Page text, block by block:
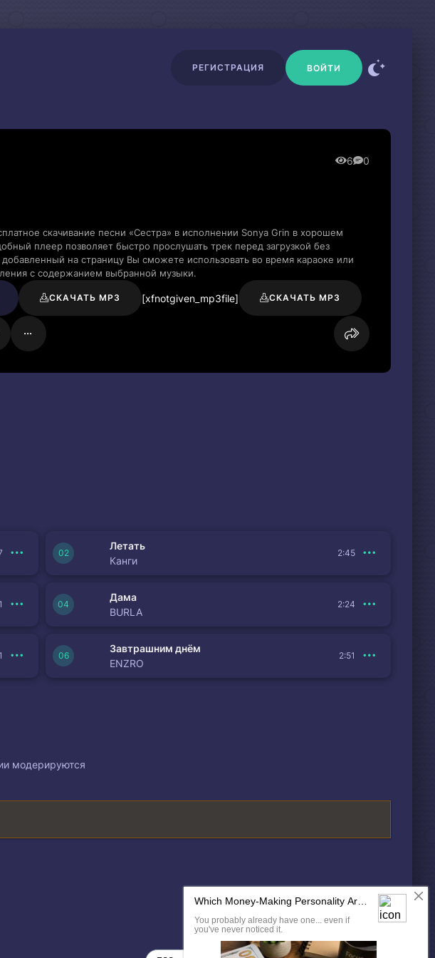
РЕГИСТРАЦИЯ ВОЙТИ
6 0
скачивание песни «Сестра» в исполнении Sonya Grin в хорошем
плеер позволяет быстро прослушать трек перед загрузкой без
добавленный на страницу Вы сможете использовать во время караоке или
с содержанием выбранной музыки.
СКАЧАТЬ MP3 [xfnotgiven_mp3file] СКАЧАТЬ MP3
Летать
Канги
2:45
Дама
BURLA
2:24
Завтрашним днём
ENZRO
2:51
модерируются